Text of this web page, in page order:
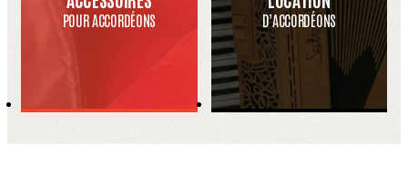
POUR ACCORDÉONS D’ACCORDÉONS